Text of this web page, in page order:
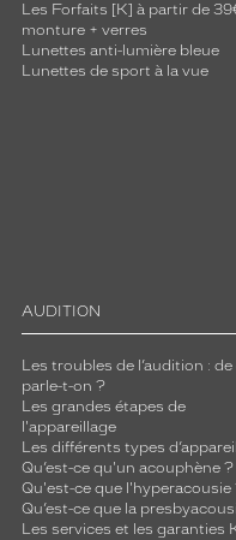
Les Forfaits [K] à partir de
monture + verres
Lunettes anti-lumière bleue
Lunettes de sport à la vue
AUDITION
Les troubles de l’audition :
parle-t-on ?
Les grandes étapes de
l'appareillage
Les différents types
Qu’est-ce qu'un acouphène ?
Qu'est-ce que l'hyperacousie
Qu’est-ce que la
Les services et les garanties